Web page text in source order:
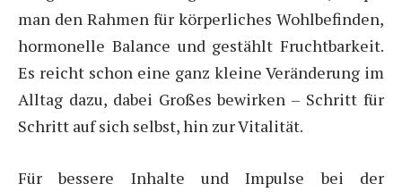
man den Rahmen für körperliches Wohlbefinden,
hormonelle Balance und gestählt Fruchtbarkeit.
Es reicht schon eine ganz kleine Veränderung im
Alltag dazu, dabei Großes bewirken – Schritt für
Schritt auf sich selbst, hin zur Vitalität.
Für bessere Inhalte und Impulse bei der